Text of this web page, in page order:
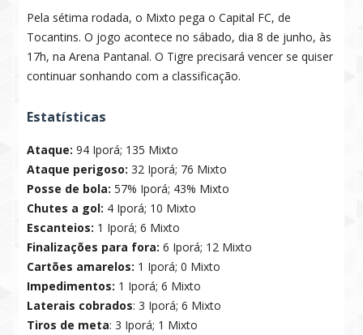
Pela sétima rodada, o Mixto pega o Capital FC, de
Tocantins. O jogo acontece no sábado, dia 8 de junho, às
17h, na Arena Pantanal. O Tigre precisará vencer se quiser
continuar sonhando com a classificação.
Estatísticas
Ataque:94 Iporá; 135 Mixto
Ataque perigoso: 32 Iporá; 76 Mixto
Posse de bola: 57% Iporá; 43% Mixto
Chutes a gol: 4 Iporá; 10 Mixto
Escanteios: 1 Iporá; 6 Mixto
Finalizações para fora: 6 Iporá; 12 Mixto
Cartões amarelos: 1 Iporá; 0 Mixto
Impedimentos: 1 Iporá; 6 Mixto
Laterais cobrados: 3 Iporá; 6 Mixto
Tiros de meta: 3 Iporá; 1 Mixto